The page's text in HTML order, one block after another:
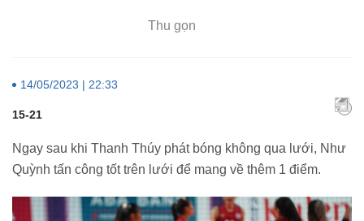
Thu gọn
14/05/2023 | 22:33
15-21
Ngay sau khi Thanh Thúy phát bóng không qua lưới, Như
Quỳnh tấn công tốt trên lưới để mang về thêm 1 điểm.